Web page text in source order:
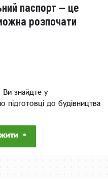
паспорт — це
розпочати
Ви знайдте у
до будівництва